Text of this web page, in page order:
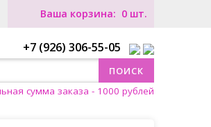
0
+7 (926) 306-55-05
сумма заказа - 1000 рублей